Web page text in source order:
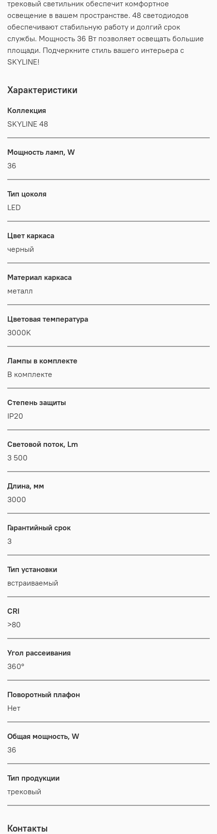
трековый светильник обеспечит комфортное
освещение в вашем пространстве. 48 светодиодов
обеспечивают стабильную работу и долгий срок
службы. Мощность 36 Вт позволяет освещать большие
площади. Подчеркните стиль вашего интерьера с
SKYLINE!
Характеристики
Коллекция
SKYLINE 48
Мощность ламп, W
36
Тип цоколя
LED
Цвет каркаса
черный
Материал каркаса
металл
Цветовая температура
3000K
Лампы в комплекте
В комплекте
Степень защиты
IP20
Световой поток, Lm
3 500
Длина, мм
3000
Гарантийный срок
3
Тип установки
встраиваемый
CRI
>80
Угол рассеивания
360°
Поворотный плафон
Нет
Общая мощность, W
36
Тип продукции
трековый
Контакты